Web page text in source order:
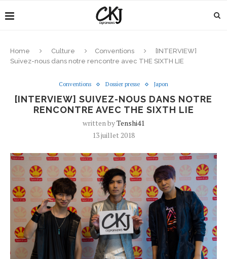
Home Culture Conventions
[INTERVIEW]
Suivez-nous dans notre rencontre avec THE SIXTH LIE
Conventions Dossier presse Japon
[INTERVIEW] SUIVEZ-NOUS DANS NOTRE
RENCONTRE AVEC THE SIXTH LIE
written byTenshi41
13 juillet 2018